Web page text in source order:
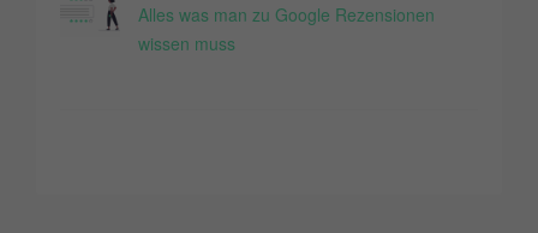
Alles was man zu Google Rezensionen
wissen muss